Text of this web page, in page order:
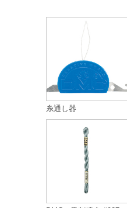
糸通し器